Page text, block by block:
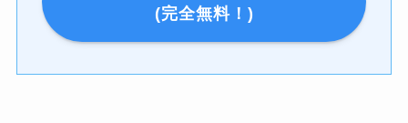
(完全無料！)